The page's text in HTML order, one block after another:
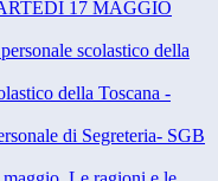
17 MAGGIO
scolastico della
della Toscana -
di Segreteria- SGB